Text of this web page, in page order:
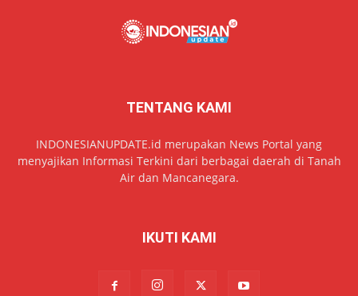
TENTANG KAMI
INDONESIANUPDATE.id merupakan News Portal yang
menyajikan Informasi Terkini dari berbagai daerah di Tanah
Air dan Mancanegara.
IKUTI KAMI